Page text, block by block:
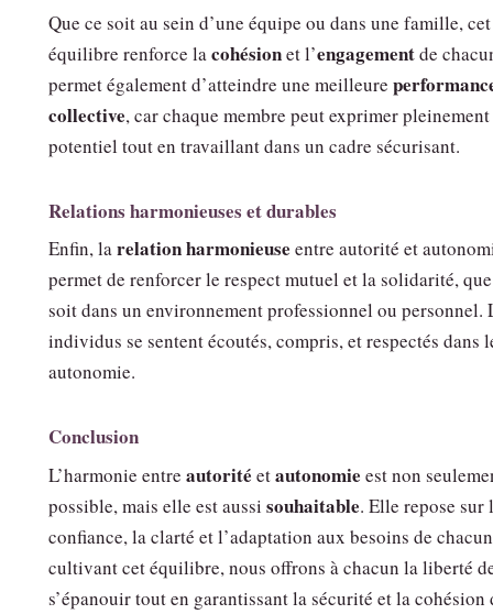
Que ce soit au sein d’une équipe ou dans une famille, cet
équilibre renforce lacohésionet l’engagementde
permet également d’atteindre une meilleure
collective, car chaque membre peut exprimer
potentiel tout en travaillant dans un cadre sécurisant.
Relations harmonieuses et durables
Enfin, larelation harmonieuse entre autorité et
permet de renforcer le respect mutuel et la solidarité,
soit dans un environnement professionnel ou personnel.
individus se sentent écoutés, compris, et respectés dans
autonomie.
Conclusion
L’harmonie entre autorité etautonomie est non
possible, mais elle est aussi souhaitable. Elle repose sur
confiance, la clarté et l’adaptation aux besoins de
cultivant cet équilibre, nous offrons à chacun la liberté
s’épanouir tout en garantissant la sécurité et la cohésion